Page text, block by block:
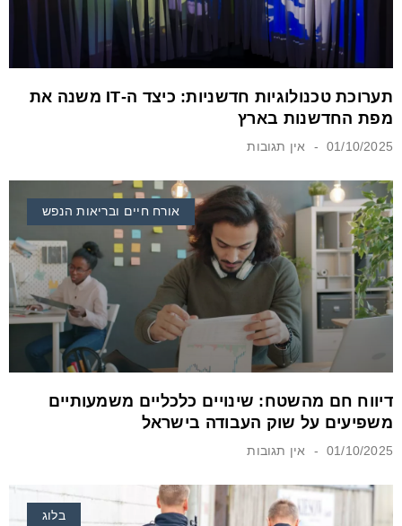
תערוכת טכנולוגיות חדשניות: כיצד ה-IT משנה את
מפת החדשנות בארץ
01/10/2025 אין תגובות
אורח חיים ובריאות הנפש
דיווח חם מהשטח: שינויים כלכליים משמעותיים
משפיעים על שוק העבודה בישראל
01/10/2025 אין תגובות
בלוג